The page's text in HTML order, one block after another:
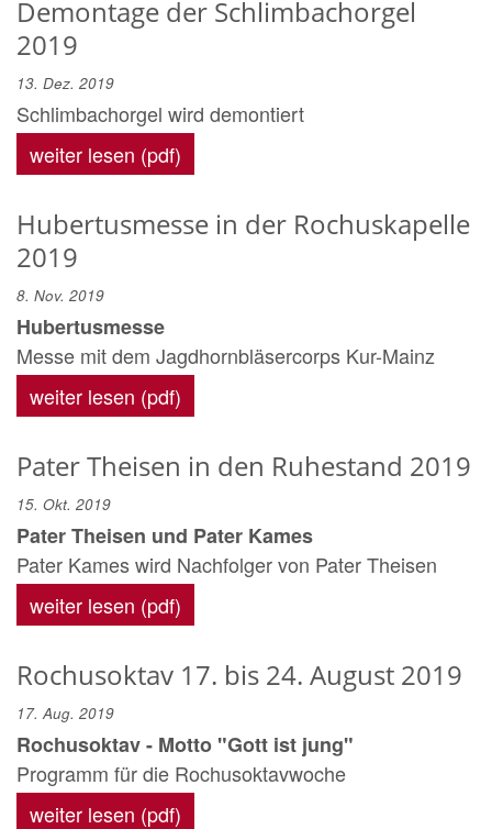
Demontage der Schlimbachorgel
2019
13. Dez. 2019
Schlimbachorgel wird demontiert
weiter lesen (pdf)
Hubertusmesse in der Rochuskapelle
2019
8. Nov. 2019
Hubertusmesse
Messe mit dem Jagdhornbläsercorps Kur-Mainz
weiter lesen (pdf)
Pater Theisen in den Ruhestand 2019
15. Okt. 2019
Pater Theisen und Pater Kames
Pater Kames wird Nachfolger von Pater Theisen
weiter lesen (pdf)
Rochusoktav 17. bis 24. August 2019
17. Aug. 2019
Rochusoktav - Motto "Gott ist jung"
Programm für die Rochusoktavwoche
weiter lesen (pdf)